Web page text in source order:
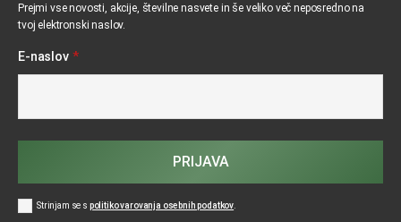
Prejmi vse novosti, akcije, številne nasvete in še veliko več neposredno na
tvoj elektronski naslov.
E-naslov *
Strinjam se s politiko varovanja osebnih podatkov
PRIJAVA